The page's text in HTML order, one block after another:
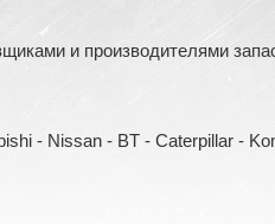
и производителями
- Nissan - BT - Caterpillar -